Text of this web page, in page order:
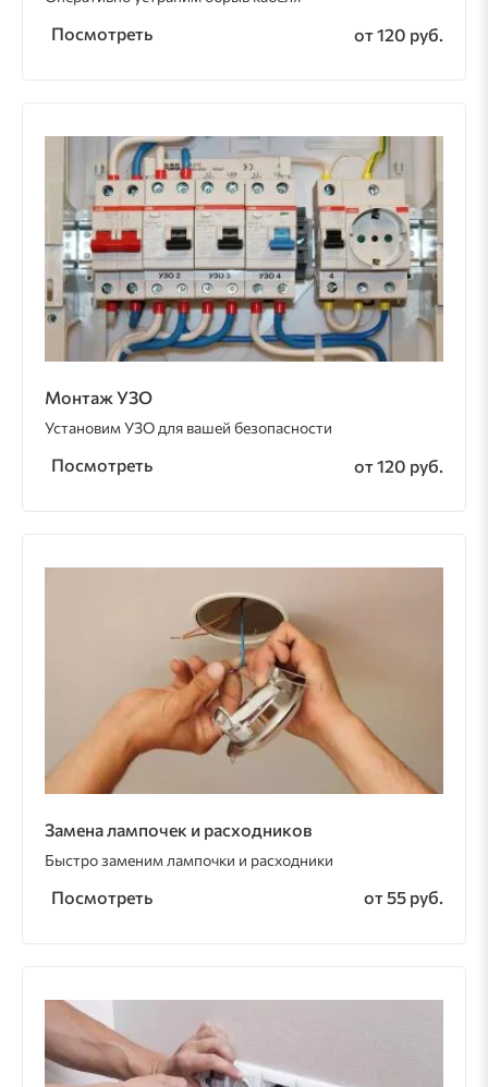
Посмотреть от 120 руб.
Монтаж УЗО
Установим УЗО для вашей безопасности
Посмотреть от 120 руб.
Замена лампочек и расходников
Быстро заменим лампочки и расходники
Посмотреть от 55 руб.